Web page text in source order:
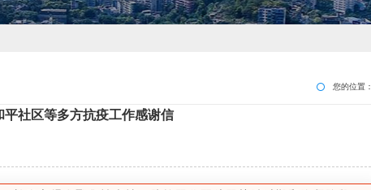
您的位置：
社区等多方抗疫工作感谢信